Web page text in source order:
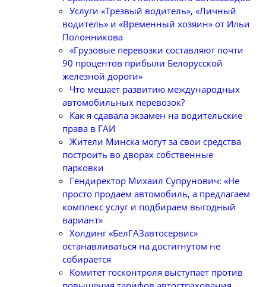
Услуги «Трезвый водитель», «Личный
водитель» и «Временный хозяин» от Ильи
Полонникова
«Грузовые перевозки составляют почти
90 процентов прибыли Белорусской
железной дороги»
Что мешает развитию международных
автомобильных перевозок?
Как я сдавала экзамен на водительские
права в ГАИ
Жители Минска могут за свои средства
построить во дворах собственные
парковки
Гендиректор Михаил Супрунович: «Не
просто продаем автомобиль, а предлагаем
комплекс услуг и подбираем выгодный
вариант»
Холдинг «БелГАЗавтосервис»
останавливаться на достигнутом не
собирается
Комитет госконтроля выступает против